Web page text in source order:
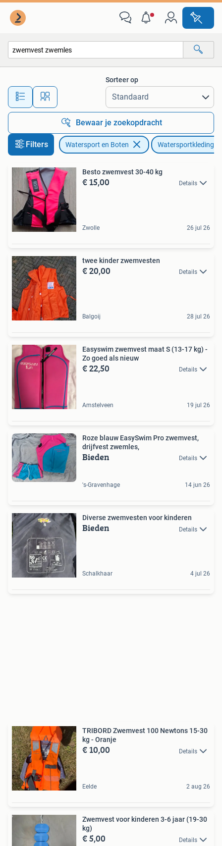
Alle afstanden…
Sorteer op
Bewaar je zoekopdracht
Filters Watersport en Boten Watersportkleding
Besto zwemvest 30-40 kg
€ 15,00 Details
Zwolle 26 jul 26
twee kinder zwemvesten
€ 20,00 Details
Balgoij 28 jul 26
Easyswim zwemvest maat S (13-17 kg) -
Zo goed als nieuw
€ 22,50 Details
Amstelveen 19 jul 26
Roze blauw EasySwim Pro zwemvest,
drijfvest zwemles,
Bieden Details
's-Gravenhage 14 jun 26
Diverse zwemvesten voor kinderen
Bieden Details
Schalkhaar 4 jul 26
TRIBORD Zwemvest 100 Newtons 15-30
kg - Oranje
€ 10,00 Details
Eelde 2 aug 26
Zwemvest voor kinderen 3-6 jaar (19-30
kg)
€ 5,00 Details